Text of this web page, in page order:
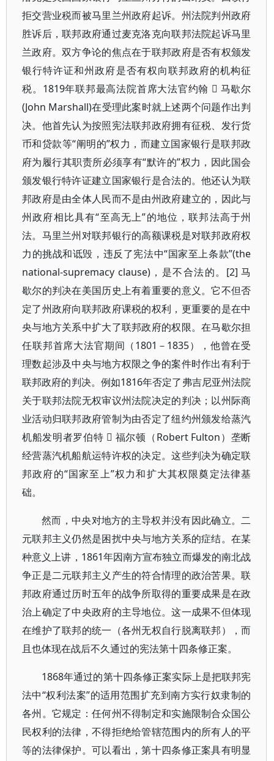
拒交营业税而被马里兰州政府起诉。州法院判州政府
胜诉后，联邦政府通过麦克洛克向联邦法院起诉马里
兰政府。双方争论的焦点在于联邦政府是否有权颁发
银行特许证和州政府是否有权向联邦政府的机构征
税。1819年联邦最高法院首席大法官约翰  马歇尔
(John Marshall)在受理此案时就上述两个问题作出判
决。他首先认为按照宪法联邦政府拥有征税、发行货
币和贷款等“阐明的”权力，而建立国家银行是联邦政
府为履行其职责所必须享有“默许的”权力，因此国会
颁发银行特许证建立国家银行是合法的。他还认为联
邦政府是由全体人民而不是由州政府建立的，因此与
州政府相比具有“至高无上”的地位，联邦法高于州
法。马里兰州对联邦银行的高额课税是对联邦政府权
力的挑战和诋毁，违反了宪法中“国家至上条款”(the
national-supremacy clause)，是不合法的。[2] 马
歇尔的判决在美国历史上有着重要的意义。它不但否
定了州政府向联邦政府课税的权利，更重要的是在中
央与地方关系中扩大了联邦政府的权限。在马歇尔担
任联邦首席大法官期间（1801－1835），他曾在受
理数起涉及中央与地方权限之争的案件时作出有利于
联邦政府的判决。例如1816年否定了弗吉尼亚州法院
关于联邦法院无权审议州法院决定的判决；以州际商
业活动归联邦政府管制为由否定了纽约州颁发给蒸汽
机船发明者罗伯特  福尔顿（Robert Fulton）垄断
经营蒸汽机船航运特许权的决定。这些判决为确定联
邦政府的“国家至上”权力和扩大其权限奠定法律基
础。
然而，中央对地方的主导权并没有因此确立。二
元联邦主义仍然是困扰中央与地方关系的症结。在某
种意义上讲，1861年因南方宣布独立而爆发的南北战
争正是二元联邦主义产生的符合情理的政治苦果。联
邦政府通过历时五年的战争所取得的重要成果是在政
治上确定了中央政府的主导地位。这一成果不但体现
在维护了联邦的统一（各州无权自行脱离联邦），而
且也体现在战后不久通过的宪法第十四条修正案。
1868年通过的第十四条修正案实际上是把联邦宪
法中“权利法案”的适用范围扩充到南方实行奴隶制的
各州。它规定：任何州不得制定和实施限制合众国公
民权利的法律，不得拒绝给管辖范围内的所有人的平
等的法律保护。可以看出，第十四条修正案具有明显